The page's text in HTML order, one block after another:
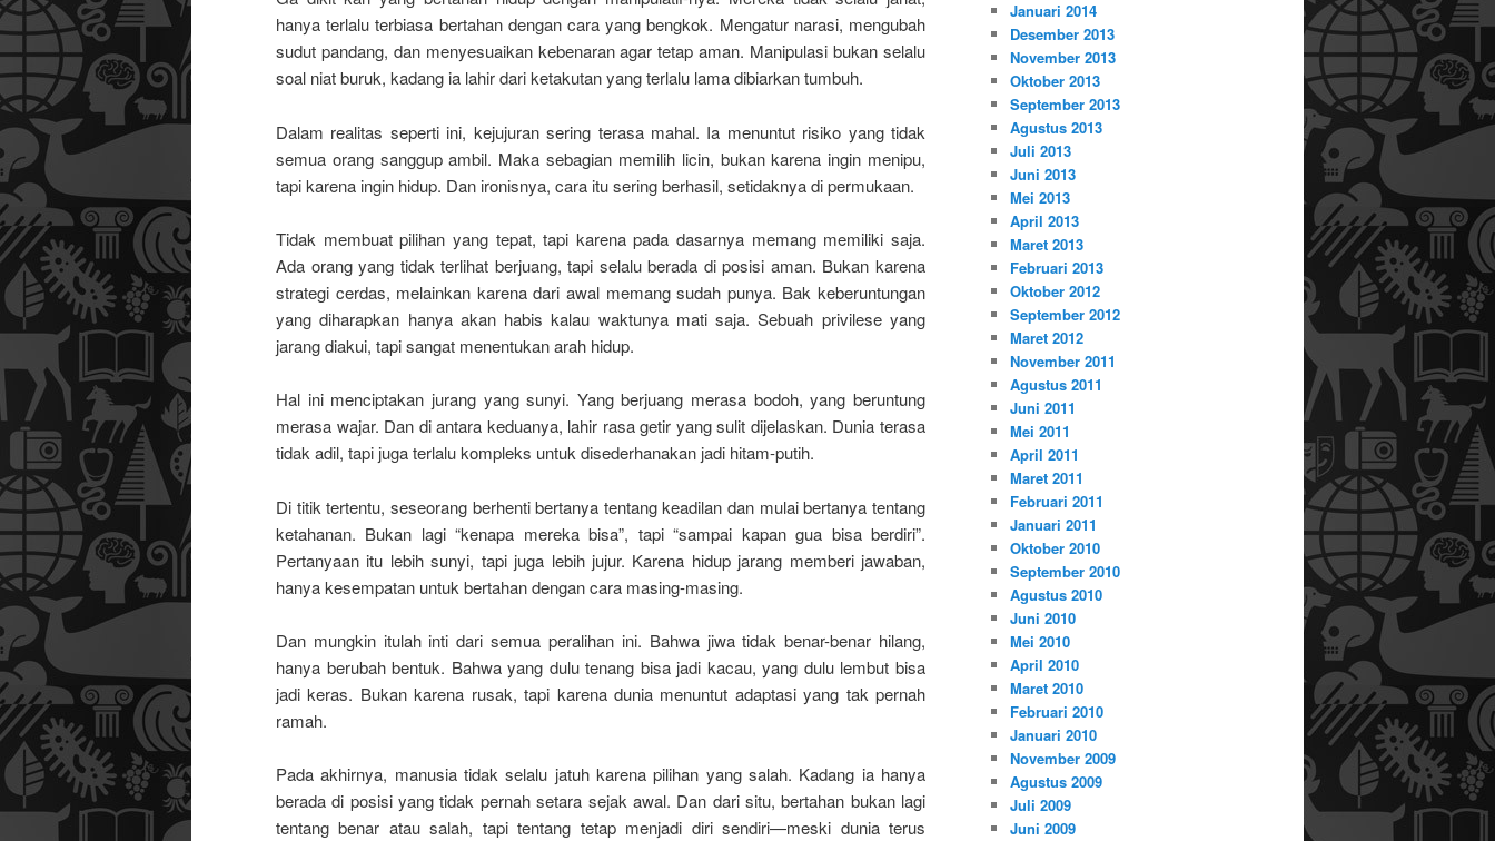
hanya terlalu terbiasa bertahan dengan cara yang bengkok. Mengatur narasi, mengubah
sudut pandang, dan menyesuaikan kebenaran agar tetap aman. Manipulasi bukan selalu
soal niat buruk, kadang ia lahir dari ketakutan yang terlalu lama dibiarkan tumbuh.
Dalam realitas seperti ini, kejujuran sering terasa mahal. Ia menuntut risiko yang tidak
semua orang sanggup ambil. Maka sebagian memilih licin, bukan karena ingin menipu,
tapi karena ingin hidup. Dan ironisnya, cara itu sering berhasil, setidaknya di permukaan.
Tidak membuat pilihan yang tepat, tapi karena pada dasarnya memang memiliki saja.
Ada orang yang tidak terlihat berjuang, tapi selalu berada di posisi aman. Bukan karena
strategi cerdas, melainkan karena dari awal memang sudah punya. Bak keberuntungan
yang diharapkan hanya akan habis kalau waktunya mati saja. Sebuah privilese yang
jarang diakui, tapi sangat menentukan arah hidup.
Hal ini menciptakan jurang yang sunyi. Yang berjuang merasa bodoh, yang beruntung
merasa wajar. Dan di antara keduanya, lahir rasa getir yang sulit dijelaskan. Dunia terasa
tidak adil, tapi juga terlalu kompleks untuk disederhanakan jadi hitam-putih.
Di titik tertentu, seseorang berhenti bertanya tentang keadilan dan mulai bertanya tentang
ketahanan. Bukan lagi “kenapa mereka bisa”, tapi “sampai kapan gua bisa berdiri”.
Pertanyaan itu lebih sunyi, tapi juga lebih jujur. Karena hidup jarang memberi jawaban,
hanya kesempatan untuk bertahan dengan cara masing-masing.
Dan mungkin itulah inti dari semua peralihan ini. Bahwa jiwa tidak benar-benar hilang,
hanya berubah bentuk. Bahwa yang dulu tenang bisa jadi kacau, yang dulu lembut bisa
jadi keras. Bukan karena rusak, tapi karena dunia menuntut adaptasi yang tak pernah
ramah.
Pada akhirnya, manusia tidak selalu jatuh karena pilihan yang salah. Kadang ia hanya
berada di posisi yang tidak pernah setara sejak awal. Dan dari situ, bertahan bukan lagi
tentang benar atau salah, tapi tentang tetap menjadi diri sendiri—meski dunia terus
Januari 2014
Desember 2013
November 2013
Oktober 2013
September 2013
Agustus 2013
Juli 2013
Juni 2013
Mei 2013
April 2013
Maret 2013
Februari 2013
Oktober 2012
September 2012
Maret 2012
November 2011
Agustus 2011
Juni 2011
Mei 2011
April 2011
Maret 2011
Februari 2011
Januari 2011
Oktober 2010
September 2010
Agustus 2010
Juni 2010
Mei 2010
April 2010
Maret 2010
Februari 2010
Januari 2010
November 2009
Agustus 2009
Juli 2009
Juni 2009